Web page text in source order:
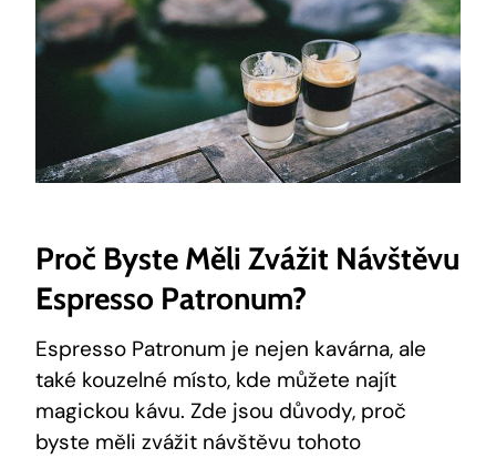
Proč Byste Měli Zvážit Návštěvu
Espresso Patronum?
Espresso Patronum je nejen kavárna, ale
také kouzelné místo, kde můžete najít
magickou kávu. Zde jsou důvody, proč
byste měli zvážit návštěvu tohoto